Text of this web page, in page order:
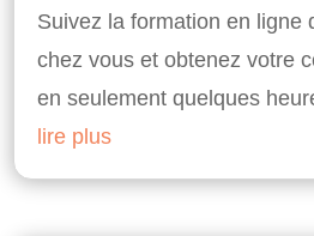
Suivez la formation en ligne
chez vous et obtenez votre
en seulement quelques
lire plus